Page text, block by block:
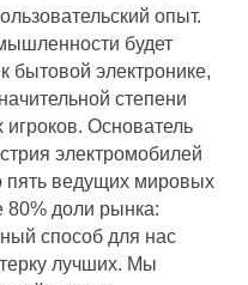
опыт.
будет
бытовой электронике,
степени
Основатель
электромобилей
пять ведущих мировых
80% доли рынка:
способ для нас
лучших. Мы